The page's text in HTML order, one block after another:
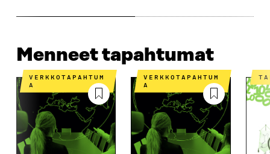
Menneet tapahtumat
VERKKOTAPAHTUM
A
VERKKOTAPAHTUM
A